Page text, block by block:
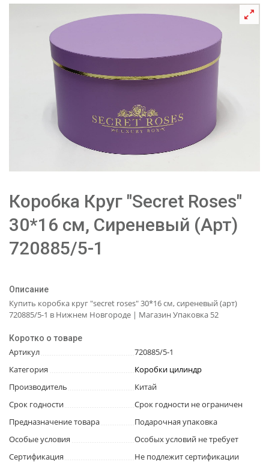
Коробка Круг "Secret Roses"
30*16 см, Сиреневый (Арт)
720885/5-1
Описание
Купить коробка круг "secret roses" 30*16 см, сиреневый (арт)
720885/5-1 в Нижнем Новгороде | Магазин Упаковка 52
Коротко о товаре
Артикул
720885/5-1
Категория
Коробки цилиндр
Производитель
Китай
Срок годности
Срок годности не ограничен
Предназначение товара
Подарочная упаковка
Особые условия
Особых условий не требует
Сертификация
Не подлежит сертификации